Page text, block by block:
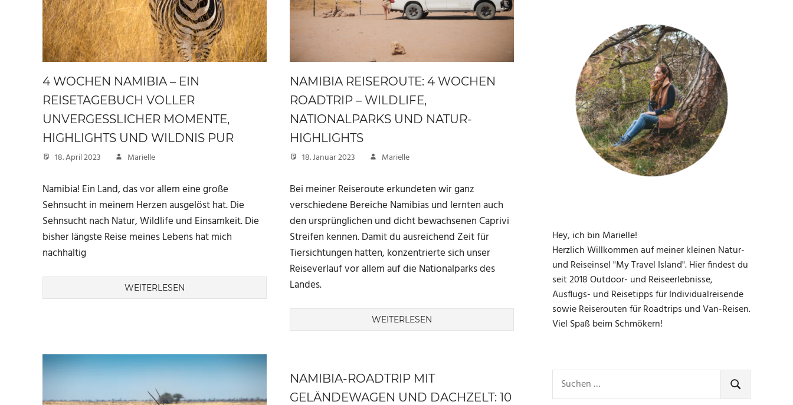
4 WOCHEN NAMIBIA – EIN
REISETAGEBUCH VOLLER
UNVERGESSLICHER MOMENTE,
HIGHLIGHTS UND WILDNIS PUR
18. April 2023 Marielle
Namibia! Ein Land, das vor allem eine große
Sehnsucht in meinem Herzen ausgelöst hat. Die
Sehnsucht nach Natur, Wildlife und Einsamkeit. Die
bisher längste Reise meines Lebens hat mich
nachhaltig
WEITERLESEN
NAMIBIA REISEROUTE: 4 WOCHEN
ROADTRIP – WILDLIFE,
NATIONALPARKS UND NATUR-
HIGHLIGHTS
18. Januar 2023 Marielle
Bei meiner Reiseroute erkundeten wir ganz
verschiedene Bereiche Namibias und lernten auch
den ursprünglichen und dicht bewachsenen Caprivi
Streifen kennen. Damit du ausreichend Zeit für
Tiersichtungen hatten, konzentrierte sich unser
Reiseverlauf vor allem auf die Nationalparks des
Landes.
WEITERLESEN
NAMIBIA-ROADTRIP MIT
GELÄNDEWAGEN UND DACHZELT: 10
Hey, ich bin Marielle!
Herzlich Willkommen auf meiner kleinen Natur-
und Reiseinsel "My Travel Island". Hier findest du
seit 2018 Outdoor- und Reiseerlebnisse,
Ausflugs- und Reisetipps für Individualreisende
sowie Reiserouten für Roadtrips und Van-Reisen.
Viel Spaß beim Schmökern!
nach:
SUCHEN